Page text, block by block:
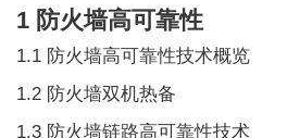
1 防火墙高可靠性
1.1 防火墙高可靠性技术概览
1.2 防火墙双机热备
1.3 防火墙链路高可靠性技术